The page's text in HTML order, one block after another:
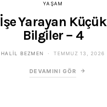
YAŞAM
İşe Yarayan Küçük
Bilgiler – 4
HALIL BEZMEN TEMMUZ 13, 2026
DEVAMINI GÖR